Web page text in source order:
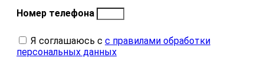
Номер телефона
Я соглашаюсь с с правилами обработки
персональных данных